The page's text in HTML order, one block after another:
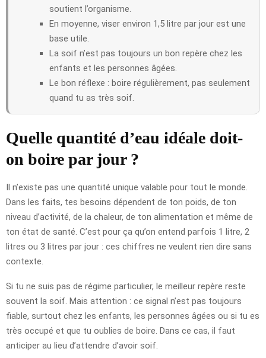
soutient l’organisme.
En moyenne, viser environ 1,5 litre par jour est une
base utile.
La soif n’est pas toujours un bon repère chez les
enfants et les personnes âgées.
Le bon réflexe : boire régulièrement, pas seulement
quand tu as très soif.
Quelle quantité d’eau idéale doit-
on boire par jour ?
Il n’existe pas une quantité unique valable pour tout le monde.
Dans les faits, tes besoins dépendent de ton poids, de ton
niveau d’activité, de la chaleur, de ton alimentation et même de
ton état de santé. C’est pour ça qu’on entend parfois 1 litre, 2
litres ou 3 litres par jour : ces chiffres ne veulent rien dire sans
contexte.
Si tu ne suis pas de régime particulier, le meilleur repère reste
souvent la soif. Mais attention : ce signal n’est pas toujours
fiable, surtout chez les enfants, les personnes âgées ou si tu es
très occupé et que tu oublies de boire. Dans ce cas, il faut
anticiper au lieu d’attendre d’avoir soif.